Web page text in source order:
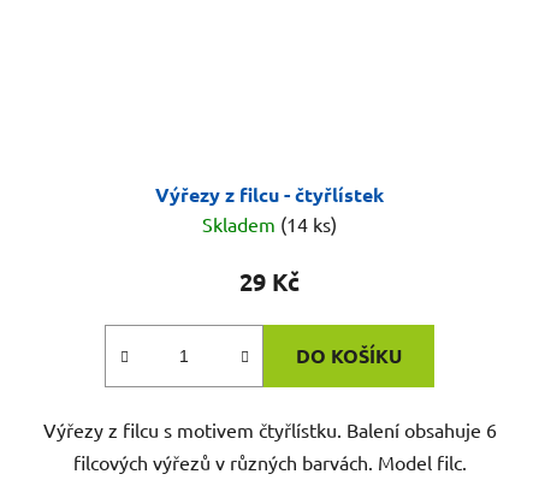
Výřezy z filcu - čtyřlístek
Skladem (14 ks)
29 Kč
DO KOŠÍKU
Výřezy z filcu s motivem čtyřlístku. Balení obsahuje 6
filcových výřezů v různých barvách. Model filc.